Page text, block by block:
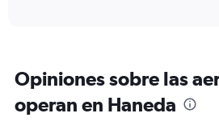
categories.
chart
Opiniones sobre las
operan en Haneda